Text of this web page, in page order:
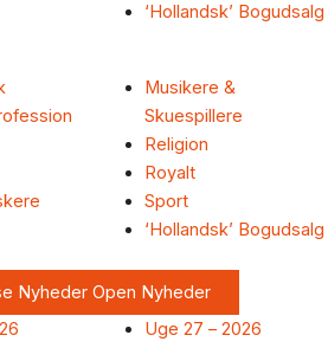
‘Hollandsk’ Bogudsalg
Musikere &
Skuespillere
Religion
Royalt
Sport
‘Hollandsk’ Bogudsalg
Nyheder Open Nyheder
Uge 27 – 2026